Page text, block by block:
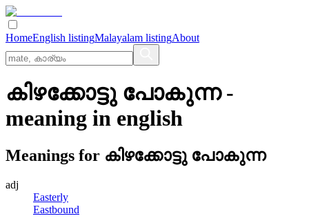
HomeEnglish listingMalayalam listingAbout
കിഴക്കോട്ടു പോകുന്ന-
meaning in english
Meanings for കിഴക്കോട്ടു പോകുന്ന
adj
Easterly
Eastbound